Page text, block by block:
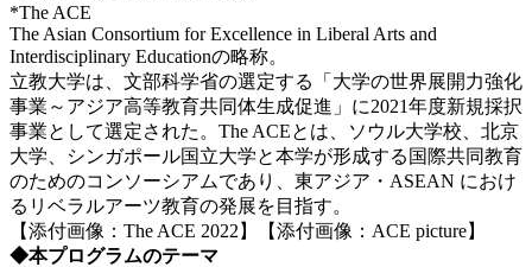
*The ACE
The Asian Consortium for Excellence in Liberal Arts and
Interdisciplinary Educationの略称。
立教大学は、文部科学省の選定する「大学の世界展開力強化
事業～アジア高等教育共同体生成促進」に2021年度新規採択
事業として選定された。The ACEとは、ソウル大学校、北京
大学、シンガポール国立大学と本学が形成する国際共同教育
のためのコンソーシアムであり、東アジア・ASEAN におけ
るリベラルアーツ教育の発展を目指す。
【添付画像：The ACE 2022】【添付画像：ACE picture】
◆本プログラムのテーマ